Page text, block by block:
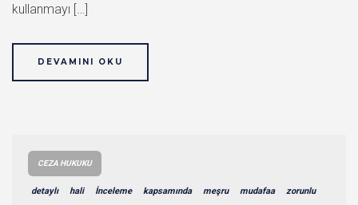
kullanmayı […]
DEVAMINI OKU
CEZA HUKUKU
detaylı hali İnceleme kapsamında meşru mudafaa zorunlu